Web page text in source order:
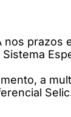
nos prazos
a